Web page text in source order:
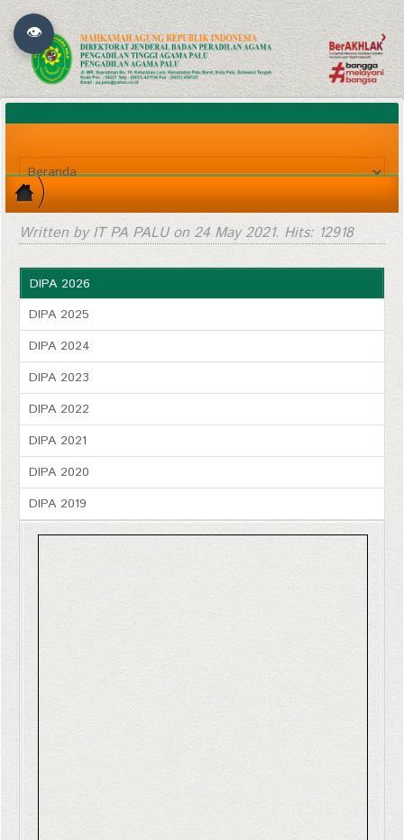
Written by IT PA PALU on 24 May 2021. Hits: 12918
DIPA 2026
DIPA 2025
DIPA 2024
DIPA 2023
DIPA 2022
DIPA 2021
DIPA 2020
DIPA 2019
👁